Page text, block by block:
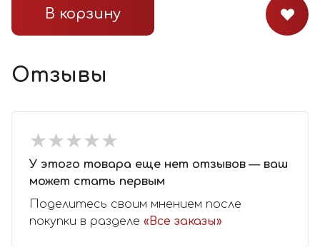
В корзину
Отзывы
★★★★★
★★★★★
У этого товара еще нет отзывов — ваш
может стать первым
Поделитесь своим мнением после
покупки в разделе «Все заказы»